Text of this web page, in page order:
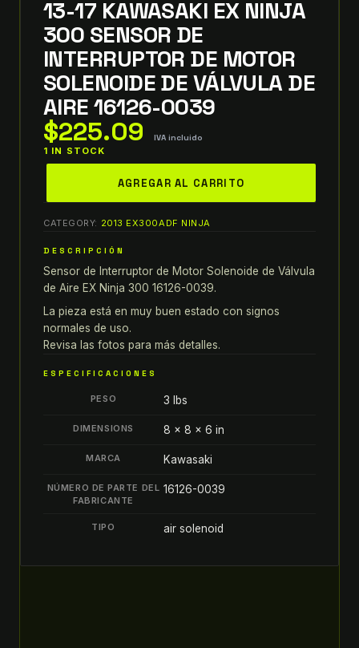
13-17 KAWASAKI EX NINJA
300 SENSOR DE
INTERRUPTOR DE MOTOR
SOLENOIDE DE VÁLVULA DE
AIRE 16126-0039
$225.09 IVA incluido
1 IN STOCK
EX
Ninja
300
SENSOR
DE
INTERRUPTOR
DE
VÁLVULA
16126-
0039
AGREGAR AL CARRITO
CATEGORY: 2013 EX300ADF NINJA
DESCRIPCIÓN
Sensor de Interruptor de Motor Solenoide de Válvula
de Aire EX Ninja 300 16126-0039.
La pieza está en muy buen estado con signos
normales de uso.
Revisa las fotos para más detalles.
ESPECIFICACIONES
PESO 3 lbs
DIMENSIONS 8 × 8 × 6 in
MARCA Kawasaki
NÚMERO DE PARTE DEL
FABRICANTE
16126-0039
TIPO air solenoid